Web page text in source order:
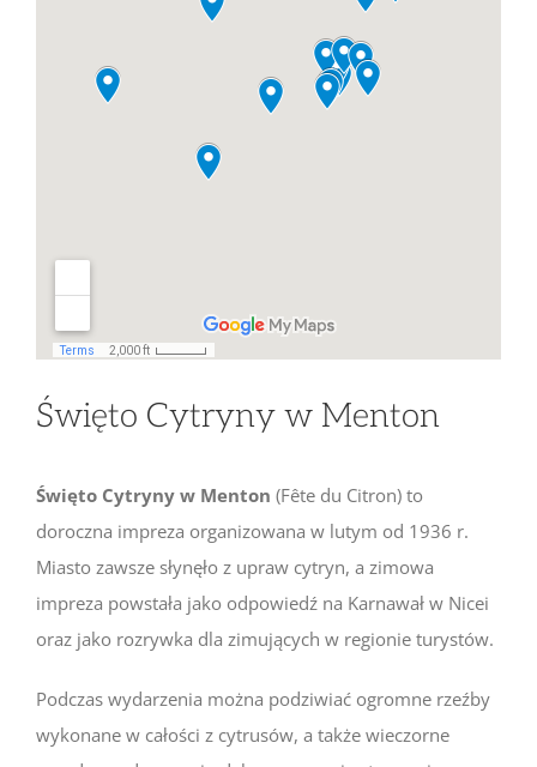
Święto Cytryny w Menton
Święto Cytryny w Menton (Fête du Citron) to
doroczna impreza organizowana w lutym od 1936 r.
Miasto zawsze słynęło z upraw cytryn, a zimowa
impreza powstała jako odpowiedź na Karnawał w Nicei
oraz jako rozrywka dla zimujących w regionie turystów.
Podczas wydarzenia można podziwiać ogromne rzeźby
wykonane w całości z cytrusów, a także wieczorne